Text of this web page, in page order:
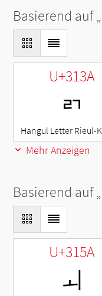
Basierend auf „
U+313A
ㄺ
Hangul Letter Rieul-
Mehr Anzeigen
Basierend auf „
U+315A
ㅚ